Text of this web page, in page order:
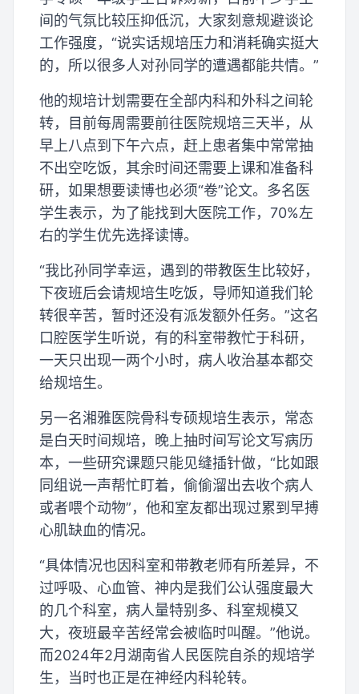
间的气氛比较压抑低沉，大家刻意规避谈论
工作强度，“说实话规培压力和消耗确实挺大
的，所以很多人对孙同学的遭遇都能共情。”
他的规培计划需要在全部内科和外科之间轮
转，目前每周需要前往医院规培三天半，从
早上八点到下午六点，赶上患者集中常常抽
不出空吃饭，其余时间还需要上课和准备科
研，如果想要读博也必须“卷”论文。多名医
学生表示，为了能找到大医院工作，70%左
右的学生优先选择读博。
“我比孙同学幸运，遇到的带教医生比较好，
下夜班后会请规培生吃饭，导师知道我们轮
转很辛苦，暂时还没有派发额外任务。”这名
口腔医学生听说，有的科室带教忙于科研，
一天只出现一两个小时，病人收治基本都交
给规培生。
另一名湘雅医院骨科专硕规培生表示，常态
是白天时间规培，晚上抽时间写论文写病历
本，一些研究课题只能见缝插针做，“比如跟
同组说一声帮忙盯着，偷偷溜出去收个病人
或者喂个动物”，他和室友都出现过累到早搏
心肌缺血的情况。
“具体情况也因科室和带教老师有所差异，不
过呼吸、心血管、神内是我们公认强度最大
的几个科室，病人量特别多、科室规模又
大，夜班最辛苦经常会被临时叫醒。”他说。
而2024年2月湖南省人民医院自杀的规培学
生，当时也正是在神经内科轮转。